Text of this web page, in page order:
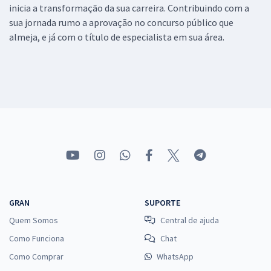
inicia a transformação da sua carreira. Contribuindo com a
sua jornada rumo a aprovação no concurso público que
almeja, e já com o título de especialista em sua área.
GRAN
Quem Somos
Como Funciona
Como Comprar
SUPORTE
Central de ajuda
Chat
WhatsApp